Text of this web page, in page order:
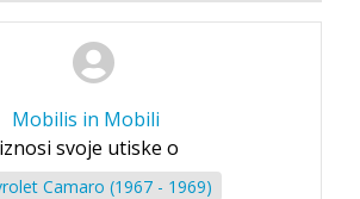
Mobilis in Mobili
iznosi svoje utiske o
Camaro (1967 - 1969)